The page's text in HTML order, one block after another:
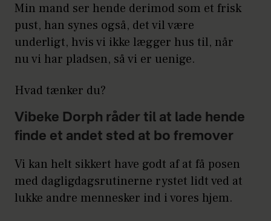
Min mand ser hende derimod som et frisk
pust, han synes også, det vil være
underligt, hvis vi ikke lægger hus til, når
nu vi har pladsen, så vi er uenige.
Hvad tænker du?
Vibeke Dorph råder til at lade hende
finde et andet sted at bo fremover
Vi kan helt sikkert have godt af at få posen
med dagligdagsrutinerne rystet lidt ved at
lukke andre mennesker ind i vores hjem.